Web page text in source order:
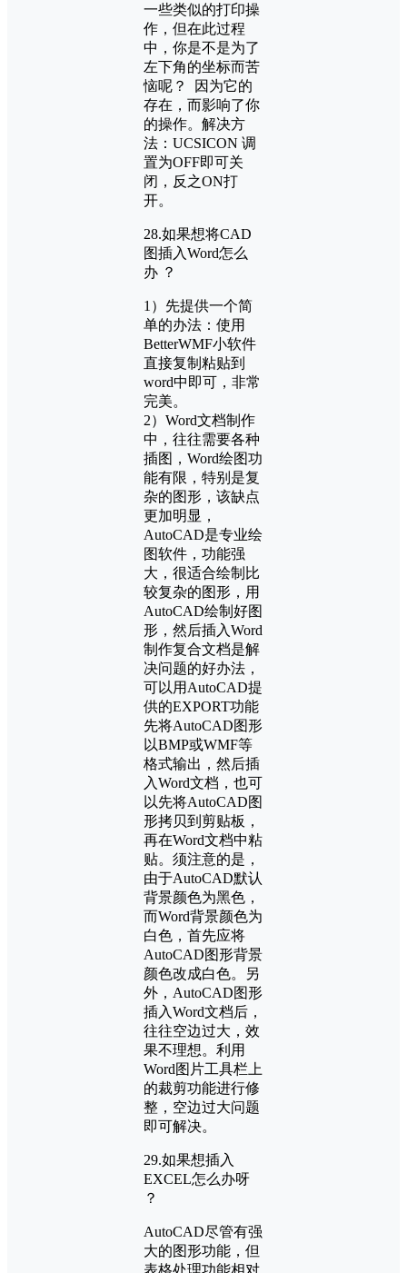
一些类似的打印操
作，但在此过程
中，你是不是为了
左下角的坐标而苦
恼呢？ 因为它的
存在，而影响了你
的操作。解决方
法：UCSICON 调
置为OFF即可关
闭，反之ON打
开。
28.如果想将CAD
图插入Word怎么
办 ？
1）先提供一个简
单的办法：使用
BetterWMF小软件
直接复制粘贴到
word中即可，非常
完美。
2）Word文档制作
中，往往需要各种
插图，Word绘图功
能有限，特别是复
杂的图形，该缺点
更加明显，
AutoCAD是专业绘
图软件，功能强
大，很适合绘制比
较复杂的图形，用
AutoCAD绘制好图
形，然后插入Word
制作复合文档是解
决问题的好办法，
可以用AutoCAD提
供的EXPORT功能
先将AutoCAD图形
以BMP或WMF等
格式输出，然后插
入Word文档，也可
以先将AutoCAD图
形拷贝到剪贴板，
再在Word文档中粘
贴。须注意的是，
由于AutoCAD默认
背景颜色为黑色，
而Word背景颜色为
白色，首先应将
AutoCAD图形背景
颜色改成白色。另
外，AutoCAD图形
插入Word文档后，
往往空边过大，效
果不理想。利用
Word图片工具栏上
的裁剪功能进行修
整，空边过大问题
即可解决。
29.如果想插入
EXCEL怎么办呀
？
AutoCAD尽管有强
大的图形功能，但
表格处理功能相对